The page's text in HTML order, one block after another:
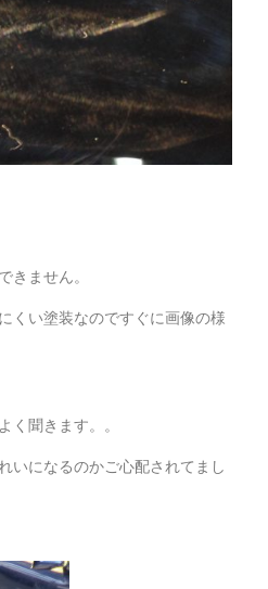
ません。
くい塗装なのですぐに画像の様
聞きます。。
いになるのかご心配されてまし